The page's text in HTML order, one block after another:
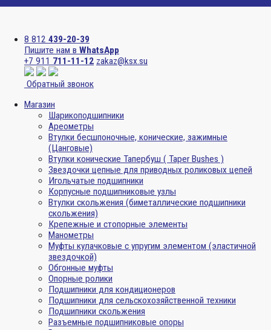
8 812 439-20-39
Пишите нам в WhatsApp
+7 911 711-11-12 zakaz@ksx.su
Обратный звонок
Магазин
Шарикоподшипники
Ареометры
Втулки бесшпоночные, конические, зажимные
(Цанговые)
Втулки конические Тапербуш ( Taper Bushes )
Звездочки цепные для приводных роликовых цепей
Игольчатые подшипники
Корпусные подшипниковые узлы
Втулки скольжения (биметаллические подшипники
скольжения)
Крепежные и стопорные элементы
Манометры
Муфты кулачковые с упругим элементом (эластичной
звездочкой)
Обгонные муфты
Опорные ролики
Подшипники для кондиционеров
Подшипники для сельскохозяйственной техники
Подшипники скольжения
Разъемные подшипниковые опоры